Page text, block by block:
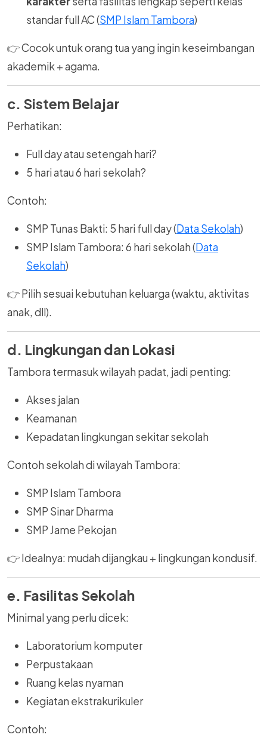
standar full AC (SMP Islam Tambora)
👉 Cocok untuk orang tua yang ingin keseimbangan
akademik + agama.
c. Sistem Belajar
Perhatikan:
Full day atau setengah hari?
5 hari atau 6 hari sekolah?
Contoh:
SMP Tunas Bakti: 5 hari full day (Data Sekolah)
SMP Islam Tambora: 6 hari sekolah (Data
Sekolah)
👉 Pilih sesuai kebutuhan keluarga (waktu, aktivitas
anak, dll).
d. Lingkungan dan Lokasi
Tambora termasuk wilayah padat, jadi penting:
Akses jalan
Keamanan
Kepadatan lingkungan sekitar sekolah
Contoh sekolah di wilayah Tambora:
SMP Islam Tambora
SMP Sinar Dharma
SMP Jame Pekojan
👉 Idealnya: mudah dijangkau + lingkungan kondusif.
e. Fasilitas Sekolah
Minimal yang perlu dicek:
Laboratorium komputer
Perpustakaan
Ruang kelas nyaman
Kegiatan ekstrakurikuler
Contoh: